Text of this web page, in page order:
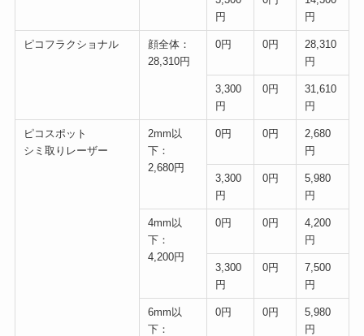
円
円
ピコフラクショナル
顔全体：
28,310円
0円 0円
28,310
円
3,300
円
0円
31,610
円
ピコスポット
シミ取りレーザー
2mm以
下：
2,680円
0円 0円
2,680
円
3,300
円
0円
5,980
円
4mm以
下：
4,200円
0円 0円
4,200
円
3,300
円
0円
7,500
円
6mm以
下：
0円 0円
5,980
円